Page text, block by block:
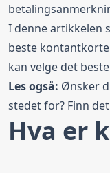
I denne artikkelen
beste
kan velge det
Les også: Ønsker
stedet for? Finn
Hva er